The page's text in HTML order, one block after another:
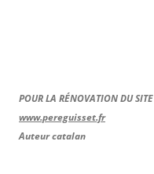
POUR LA RÉNOVATION DU SITE
www.pereguisset.fr
Auteur catalan